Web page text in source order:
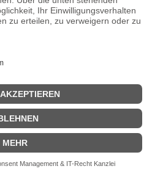
+ Premier
-
(für 120 TB
Support -